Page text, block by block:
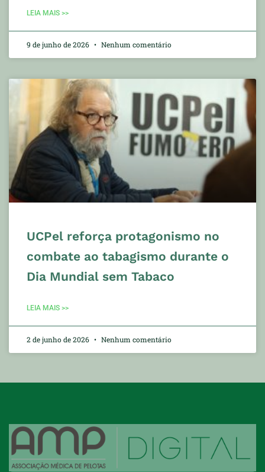
LEIA MAIS >>
9 de junho de 2026 Nenhum comentário
UCPel reforça protagonismo no
combate ao tabagismo durante o
Dia Mundial sem Tabaco
LEIA MAIS >>
2 de junho de 2026 Nenhum comentário